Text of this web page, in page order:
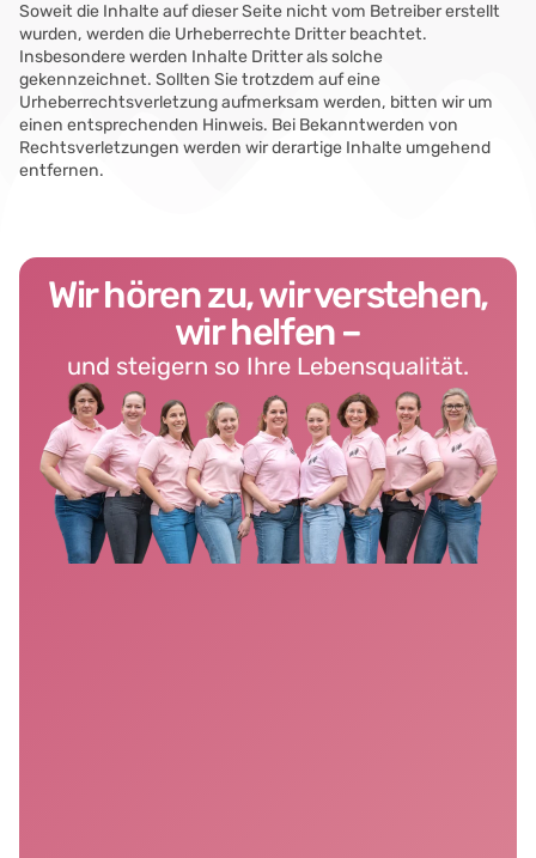
Soweit die Inhalte auf dieser Seite nicht vom Betreiber erstellt
wurden, werden die Urheberrechte Dritter beachtet.
Insbesondere werden Inhalte Dritter als solche
gekennzeichnet. Sollten Sie trotzdem auf eine
Urheberrechtsverletzung aufmerksam werden, bitten wir um
einen entsprechenden Hinweis. Bei Bekanntwerden von
Rechtsverletzungen werden wir derartige Inhalte umgehend
entfernen.
Wir hören zu, wir verstehen,
wir helfen –
und steigern so Ihre Lebensqualität.